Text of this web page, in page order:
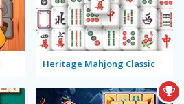
Heritage Mahjong Classic